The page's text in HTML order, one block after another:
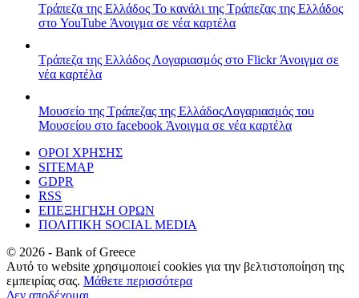
Τράπεζα της Ελλάδος Το κανάλι της Τράπεζας της Ελλάδος
στο YouTube Άνοιγμα σε νέα καρτέλα
Τράπεζα της Ελλάδος Λογαριασμός στο FlickrΆνοιγμα σε
νέα καρτέλα
Μουσείο της Τράπεζας της ΕλλάδοςΛογαριασμός του
Μουσείου στο facebook Άνοιγμα σε νέα καρτέλα
ΟΡΟΙ ΧΡΗΣΗΣ
SITEMAP
GDPR
RSS
ΕΠΕΞΗΓΗΣΗ ΟΡΩΝ
ΠΟΛΙΤΙΚΗ SOCIAL MEDIA
© 2026 - Bank of Greece
Αυτό το website χρησιμοποιεί cookies για την βελτιστοποίηση της
εμπειρίας σας. Μάθετε περισσότερα
Δεν αποδέχομαι